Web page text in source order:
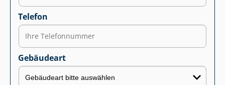
Telefon
Gebäudeart